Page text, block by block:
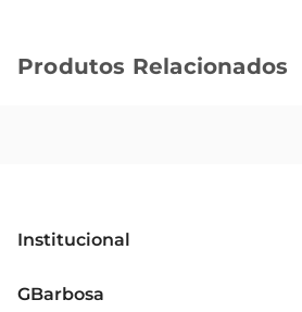
Fórmula inovadora e benefícios
sensação refrescante e suave
excelente opção para quem
Produtos Relacionados
Institucional
Grupo Cencosud
GBarbosa